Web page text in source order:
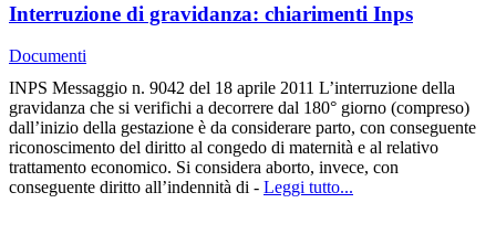
Interruzione di gravidanza: chiarimenti Inps
Documenti
INPS Messaggio n. 9042 del 18 aprile 2011 L’interruzione della
gravidanza che si verifichi a decorrere dal 180° giorno (compreso)
dall’inizio della gestazione è da considerare parto, con conseguente
riconoscimento del diritto al congedo di maternità e al relativo
trattamento economico. Si considera aborto, invece, con
conseguente diritto all’indennità di - Leggi tutto...